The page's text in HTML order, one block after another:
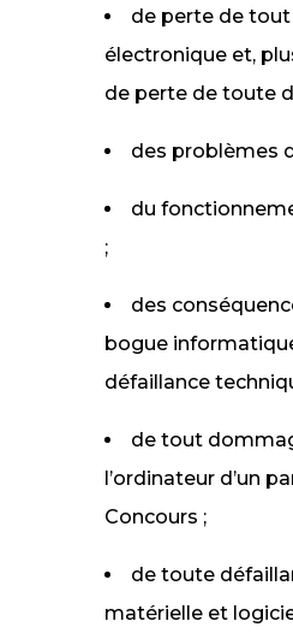
de perte de
électronique et,
de perte de toute
des problèmes
du
;
des
bogue
défaillance
de tout
l’ordinateur d’un
Concours ;
de toute
matérielle et